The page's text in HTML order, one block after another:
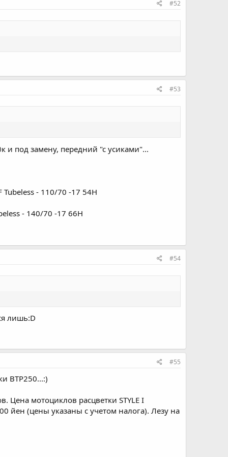
#52
#53
и под замену, передний "с усиками"...
- 110/70 -17 54H
- 140/70 -17 66H
#54
лишь:D
#55
ВТР250...:)
Цена мотоциклов расцветки STYLE I
йен (цены указаны с учетом налога). Лезу на